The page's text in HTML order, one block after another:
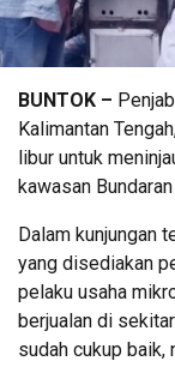
BUNTOK –
Kalimantan
libur untuk
kawasan
Dalam kunjungan
yang disediakan
pelaku usaha
berjualan di
sudah cukup baik,